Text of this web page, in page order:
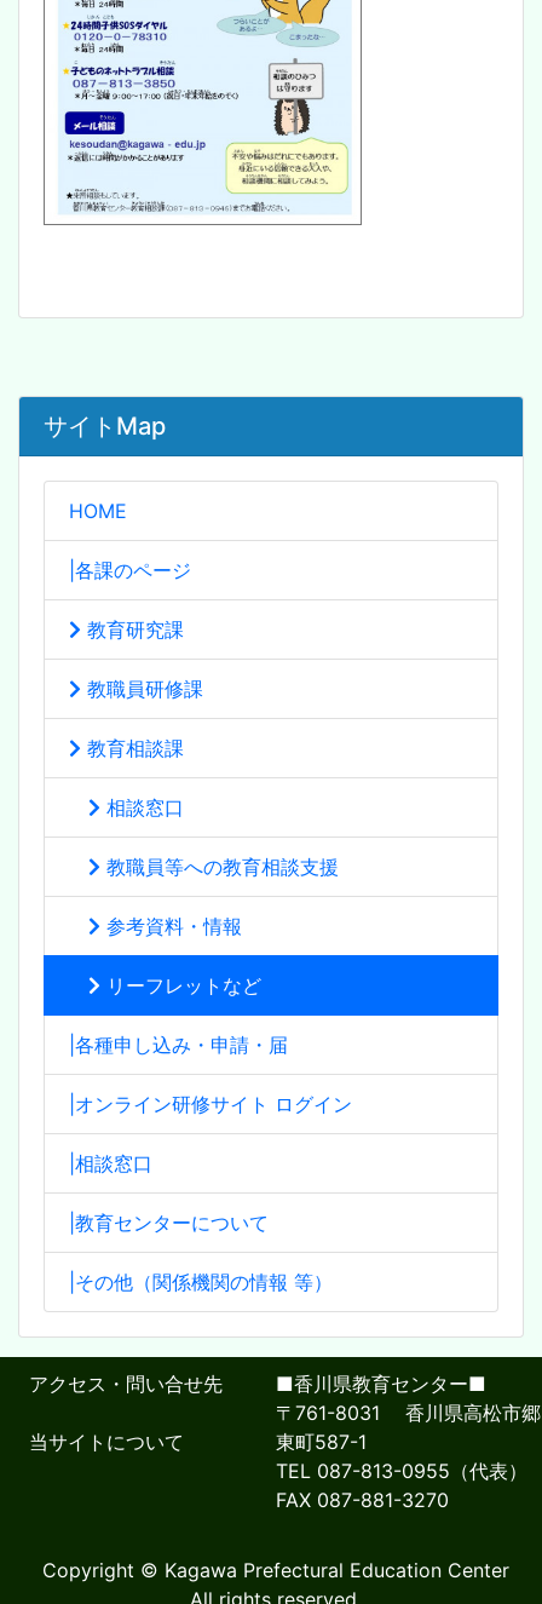
サイトMap
HOME
|各課のページ
教育研究課
教職員研修課
教育相談課
相談窓口
教職員等への教育相談支援
参考資料・情報
リーフレットなど
|各種申し込み・申請・届
|オンライン研修サイト ログイン
|相談窓口
|教育センターについて
|その他（関係機関の情報 等）
アクセス・問い合せ先
当サイトについて
■香川県教育センター■
〒761-8031 香川県高松市郷
東町587-1
TEL 087-813-0955（代表）
FAX 087-881-3270
Copyright © Kagawa Prefectural Education Center
All rights reserved.